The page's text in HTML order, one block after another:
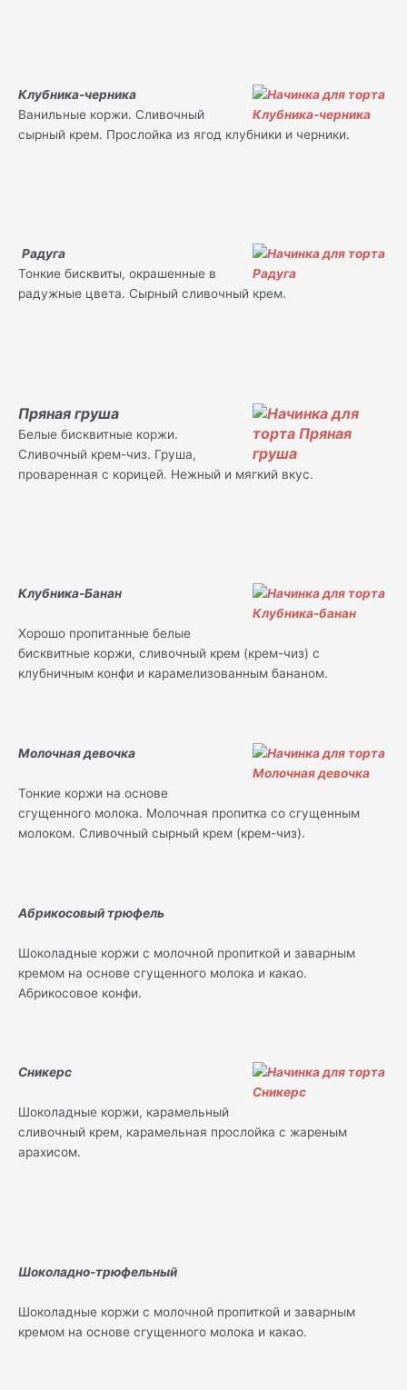
Клубника-черника
Ванильные коржи. Сливочный
сырный крем. Прослойка из ягод клубники и черники.
Радуга
Тонкие бисквиты, окрашенные в
радужные цвета. Сырный сливочный крем.
Пряная груша
Белые бисквитные коржи.
Сливочный крем-чиз. Груша,
проваренная с корицей. Нежный и мягкий вкус.
Клубника-Банан
Хорошо пропитанные белые
бисквитные коржи, сливочный крем (крем-чиз) с
клубничным конфи и карамелизованным бананом.
Молочная девочка
Тонкие коржи на основе
сгущенного молока. Молочная пропитка со сгущенным
молоком. Сливочный сырный крем (крем-чиз).
Абрикосовый трюфель
Шоколадные коржи с молочной пропиткой и заварным
кремом на основе сгущенного молока и какао.
Абрикосовое конфи.
Сникерс
Шоколадные коржи, карамельный
сливочный крем, карамельная прослойка с жареным
арахисом.
Шоколадно-трюфельный
Шоколадные коржи с молочной пропиткой и заварным
кремом на основе сгущенного молока и какао.